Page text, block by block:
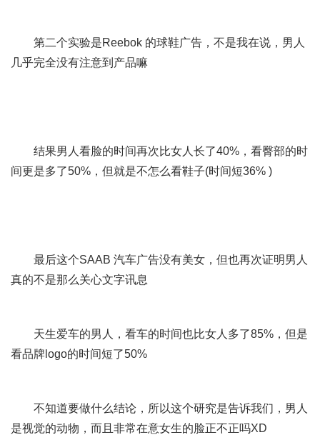
第二个实验是Reebok 的球鞋广告，不是我在说，男人
几乎完全没有注意到产品嘛
结果男人看脸的时间再次比女人长了40%，看臀部的时
间更是多了50%，但就是不怎么看鞋子(时间短36% )
最后这个SAAB 汽车广告没有美女，但也再次证明男人
真的不是那么关心文字讯息
天生爱车的男人，看车的时间也比女人多了85%，但是
看品牌logo的时间短了50%
不知道要做什么结论，所以这个研究是告诉我们，男人
是视觉的动物，而且非常在意女生的脸正不正吗XD